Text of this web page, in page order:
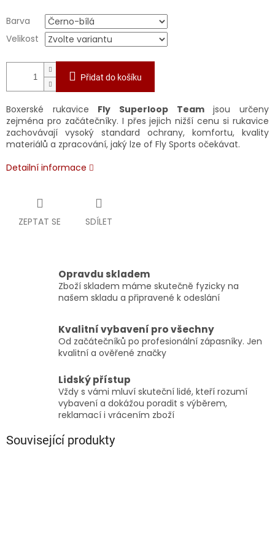
Barva
Velikost
Přidat do košíku
Boxerské rukavice Fly Superloop Teamjsou určeny
zejména pro začátečníky. I přes jejich nižší cenu si rukavice
zachovávají vysoký standard ochrany, komfortu, kvality
materiálů a zpracování, jaký lze of Fly Sports očekávat.
Detailní informace
ZEPTAT SE SDÍLET
Opravdu skladem
Zboží skladem máme skutečně fyzicky na
našem skladu a připravené k odeslání
Kvalitní vybavení pro všechny
Od začátečníků po profesionální zápasníky. Jen
kvalitní a ověřené značky
Lidský přístup
Vždy s vámi mluví skuteční lidé, kteří rozumí
vybavení a dokážou poradit s výběrem,
reklamací i vrácením zboží
Související produkty